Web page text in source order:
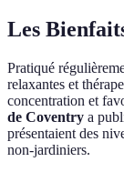
Les
Pratiqué
relaxantes et
concentration et
de Coventry a
présentaient des
non-jardiniers.